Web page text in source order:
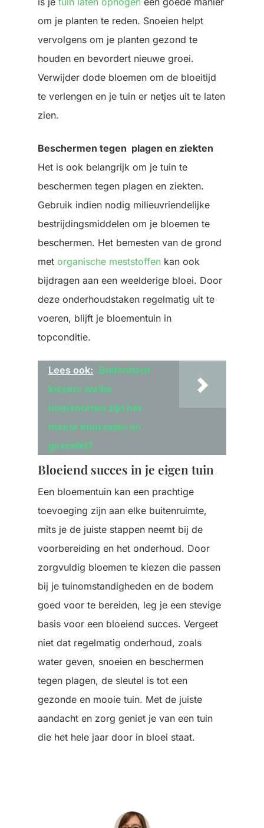
om je planten te reden. Snoeien helpt
vervolgens om je planten gezond te
houden en bevordert nieuwe groei.
Verwijder dode bloemen om de bloeitijd
te verlengen en je tuin er netjes uit te laten
zien.
Beschermen tegen plagen en ziekten
Het is ook belangrijk om je tuin te
beschermen tegen plagen en ziekten.
Gebruik indien nodig milieuvriendelijke
bestrijdingsmiddelen om je bloemen te
beschermen. Het bemesten van de grond
met organische meststoffen kan ook
bijdragen aan een weelderige bloei. Door
deze onderhoudstaken regelmatig uit te
voeren, blijft je bloementuin in
topconditie.
Lees ook: Buitenhout
kiezen: welke
houtsoorten zijn het
meest duurzaam en
geschikt?
Bloeiend succes in je eigen tuin
Een bloementuin kan een prachtige
toevoeging zijn aan elke buitenruimte,
mits je de juiste stappen neemt bij de
voorbereiding en het onderhoud. Door
zorgvuldig bloemen te kiezen die passen
bij je tuinomstandigheden en de bodem
goed voor te bereiden, leg je een stevige
basis voor een bloeiend succes. Vergeet
niet dat regelmatig onderhoud, zoals
water geven, snoeien en beschermen
tegen plagen, de sleutel is tot een
gezonde en mooie tuin. Met de juiste
aandacht en zorg geniet je van een tuin
die het hele jaar door in bloei staat.